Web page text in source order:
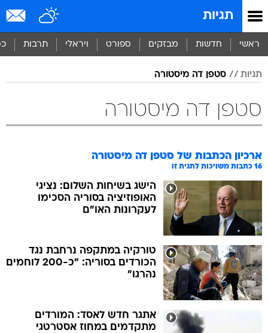
תגיות
ראשי חדשות מבזקים ספורט ויראלי תרבות
תגיות סטפן דה מיסטורה
סטפן דה מיסטורה
ארכיון הכתבות של סטפן דה מיסטורה
16 כתבות משויכות לתגית זו
הישג בשיחות השלום: נציגי
האופוזיציה בסוריה הסכימו
לעקרונות האו"ם
טורקיה במתקפה נרחבת נגד
הכורדים בסוריה: "כ-200 לוחמים
נהרגו"
אתגר חדש לאסד: המורדים
מתקדמים במחוז אסטרטגי